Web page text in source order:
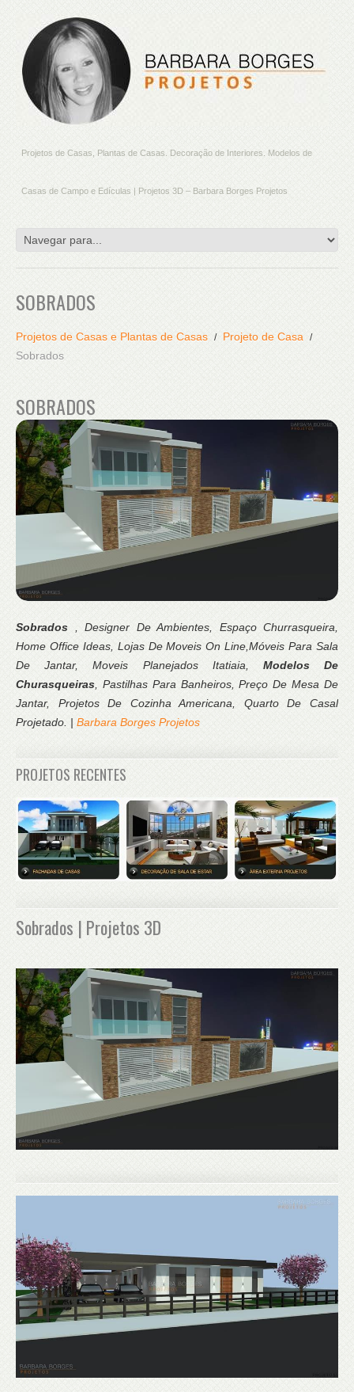
Projetos de Casas, Plantas de Casas. Decoração de Interiores. Modelos de
Casas de Campo e Edículas | Projetos 3D – Barbara Borges Projetos
SOBRADOS
Projetos de Casas e Plantas de Casas
Projeto de Casa
Sobrados
SOBRADOS
Sobrados , Designer De Ambientes, Espaço Churrasqueira,
Home Office Ideas, Lojas De Moveis On Line,Móveis Para Sala
De Jantar, Moveis Planejados Itatiaia, Modelos De
Churasqueiras, Pastilhas Para Banheiros, Preço De Mesa De
Jantar, Projetos De Cozinha Americana, Quarto De Casal
Projetado. | Barbara Borges Projetos
PROJETOS RECENTES
Sobrados | Projetos 3D